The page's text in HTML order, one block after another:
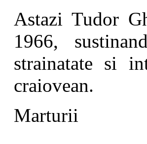
Astazi Tudor
1966,
strainatate si
craiovean.
Marturii